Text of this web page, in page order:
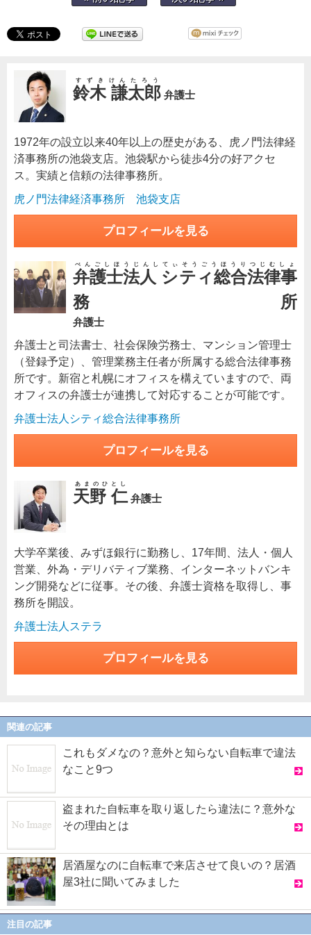
鈴木 謙太郎
すずきけんたろう
弁護士
1972年の設立以来40年以上の歴史がある、虎ノ門法律経
済事務所の池袋支店。池袋駅から徒歩4分の好アクセ
ス。実績と信頼の法律事務所。
虎ノ門法律経済事務所 池袋支店
プロフィールを見る
弁護士法人 シティ総合法律事
務所
べんごしほうじんしてぃそうごうほうりつじむしょ
弁護士
弁護士と司法書士、社会保険労務士、マンション管理士
（登録予定）、管理業務主任者が所属する総合法律事務
所です。新宿と札幌にオフィスを構えていますので、両
オフィスの弁護士が連携して対応することが可能です。
弁護士法人シティ総合法律事務所
プロフィールを見る
天野 仁
あまのひとし
弁護士
大学卒業後、みずほ銀行に勤務し、17年間、法人・個人
営業、外為・デリバティブ業務、インターネットバンキ
ング開発などに従事。その後、弁護士資格を取得し、事
務所を開設。
弁護士法人ステラ
プロフィールを見る
関連の記事
これもダメなの？意外と知らない自転車で違法
なこと9つ
盗まれた自転車を取り返したら違法に？意外な
その理由とは
居酒屋なのに自転車で来店させて良いの？居酒
屋3社に聞いてみました
注目の記事